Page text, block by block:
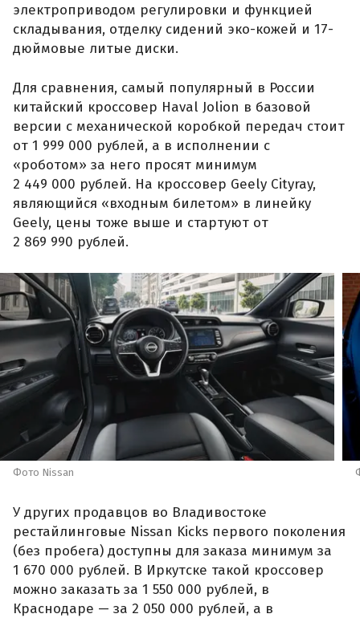
электроприводом регулировки и функцией
складывания, отделку сидений эко-кожей и 17-
дюймовые литые диски.
Для сравнения, самый популярный в России
китайский кроссовер Haval Jolion в базовой
версии с механической коробкой передач стоит
от 1 999 000 рублей, а в исполнении с
«роботом» за него просят минимум
2 449 000 рублей. На кроссовер Geely Cityray,
являющийся «входным билетом» в линейку
Geely, цены тоже выше и стартуют от
2 869 990 рублей.
Фото Nissan
У других продавцов во Владивостоке
рестайлинговые Nissan Kicks первого поколения
(без пробега) доступны для заказа минимум за
1 670 000 рублей. В Иркутске такой кроссовер
можно заказать за 1 550 000 рублей, в
Краснодаре — за 2 050 000 рублей, а в